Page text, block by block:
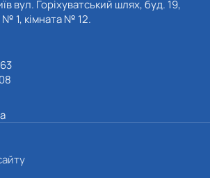
вул. Горіхуватський шлях, буд. 19,
1, кімната № 12.